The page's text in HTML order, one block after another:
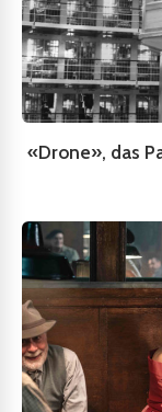
«Drone», das